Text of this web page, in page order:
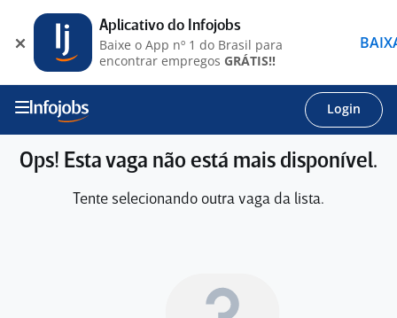
Login
Ops! Esta vaga não está mais disponível.
Tente selecionando outra vaga da lista.
Aplicativo do Infojobs
Baixe o App nº 1 do Brasil para
encontrar empregos GRÁTIS!!